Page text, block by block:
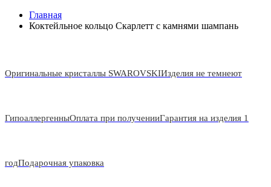
Главная
Коктейльное кольцо Скарлетт с камнями шампань
Оригинальные кристаллы SWAROVSKIИзделия не темнеют
ГипоаллергенныОплата при полученииГарантия на изделия 1
годПодарочная упаковка